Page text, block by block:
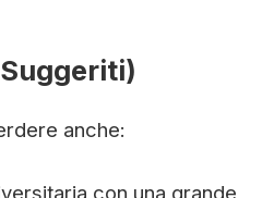
anche:
con una grande